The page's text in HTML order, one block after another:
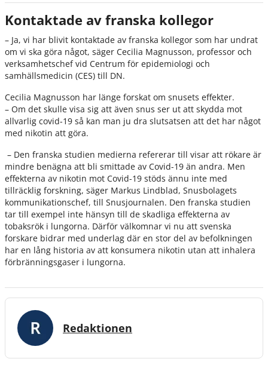
Kontaktade av franska kollegor
– Ja, vi har blivit kontaktade av franska kollegor som har undrat
om vi ska göra något, säger Cecilia Magnusson, professor och
verksamhetschef vid Centrum för epidemiologi och
samhällsmedicin (CES) till DN.
Cecilia Magnusson har länge forskat om snusets effekter.
– Om det skulle visa sig att även snus ser ut att skydda mot
allvarlig covid-19 så kan man ju dra slutsatsen att det har något
med nikotin att göra.
– Den franska studien medierna refererar till visar att rökare är
mindre benägna att bli smittade av Covid-19 än andra. Men
effekterna av nikotin mot Covid-19 stöds ännu inte med
tillräcklig forskning, säger Markus Lindblad, Snusbolagets
kommunikationschef, till Snusjournalen. Den franska studien
tar till exempel inte hänsyn till de skadliga effekterna av
tobaksrök i lungorna. Därför välkomnar vi nu att svenska
forskare bidrar med underlag där en stor del av befolkningen
har en lång historia av att konsumera nikotin utan att inhalera
förbränningsgaser i lungorna.
Redaktionen